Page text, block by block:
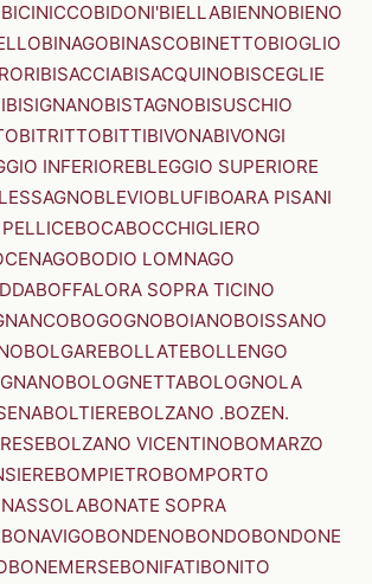
BICINICCOBIDONI'BIELLABIENNOBIENO
BINAGOBINASCOBINETTOBIOGLIO
BISACCIABISACQUINOBISCEGLIE
BISIGNANOBISTAGNOBISUSCHIO
BITRITTOBITTIBIVONABIVONGI
INFERIOREBLEGGIO SUPERIORE
BLEVIOBLUFIBOARA PISANI
BOCABOCCHIGLIERO
BODIO LOMNAGO
BOFFALORA SOPRA TICINO
BOGOGNOBOIANOBOISSANO
BOLGAREBOLLATEBOLLENGO
BOLOGNETTABOLOGNOLA
BOLTIEREBOLZANO .BOZEN.
BOLZANO VICENTINOBOMARZO
BOMPIETROBOMPORTO
BONATE SOPRA
BONAVIGOBONDENOBONDOBONDONE
BONEMERSEBONIFATIBONITO